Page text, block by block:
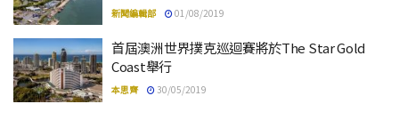
新聞編輯部 01/08/2019
首屆澳洲世界撲克巡迴賽將於The Star Gold
Coast舉行
本思齊 30/05/2019